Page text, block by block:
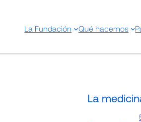
La Fundación Qué hacemos
La